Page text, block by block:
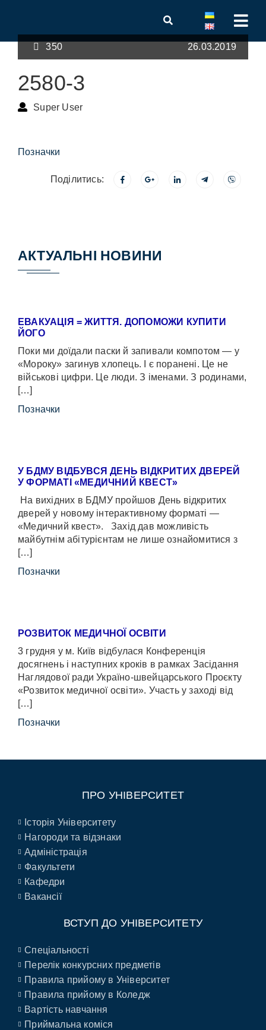
350 26.03.2019
2580-3
Super User
Позначки
Поділитись:
АКТУАЛЬНІ НОВИНИ
ЕВАКУАЦІЯ = ЖИТТЯ. ДОПОМОЖИ КУПИТИ
ЙОГО
Поки ми доїдали паски й запивали компотом — у
«Мороку» загинув хлопець. І є поранені. Це не
військові цифри. Це люди. З іменами. З родинами,
[…]
Позначки
У БДМУ ВІДБУВСЯ ДЕНЬ ВІДКРИТИХ ДВЕРЕЙ
У ФОРМАТІ «МЕДИЧНИЙ КВЕСТ»
На вихідних в БДМУ пройшов День відкритих
дверей у новому інтерактивному форматі —
«Медичний квест». Захід дав можливість
майбутнім абітурієнтам не лише ознайомитися з
[…]
Позначки
РОЗВИТОК МЕДИЧНОЇ ОСВІТИ
3 грудня у м. Київ відбулася Конференція
досягнень і наступних кроків в рамках Засідання
Наглядової ради Україно-швейцарського Проєкту
«Розвиток медичної освіти». Участь у заході від
[…]
Позначки
ПРО УНІВЕРСИТЕТ
Історія Університету
Нагороди та відзнаки
Адміністрація
Факультети
Кафедри
Вакансії
ВСТУП ДО УНІВЕРСИТЕТУ
Спеціальності
Перелік конкурсних предметів
Правила прийому в Університет
Правила прийому в Коледж
Вартість навчання
Приймальна коміся